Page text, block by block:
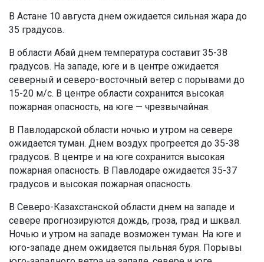
В Астане 10 августа днем ожидается сильная жара до
35 градусов.
В области Абай днем температура составит 35-38
градусов. На западе, юге и в центре ожидается
северный и северо-восточный ветер с порывами до
15-20 м/с. В центре области сохранится высокая
пожарная опасность, на юге — чрезвычайная.
В Павлодарской области ночью и утром на севере
ожидается туман. Днем воздух прогреется до 35-38
градусов. В центре и на юге сохранится высокая
пожарная опасность. В Павлодаре ожидается 35-37
градусов и высокая пожарная опасность.
В Северо-Казахстанской области днем на западе и
севере прогнозируются дождь, гроза, град и шквал.
Ночью и утром на западе возможен туман. На юге и
юго-западе днем ожидается пыльная буря. Порывы